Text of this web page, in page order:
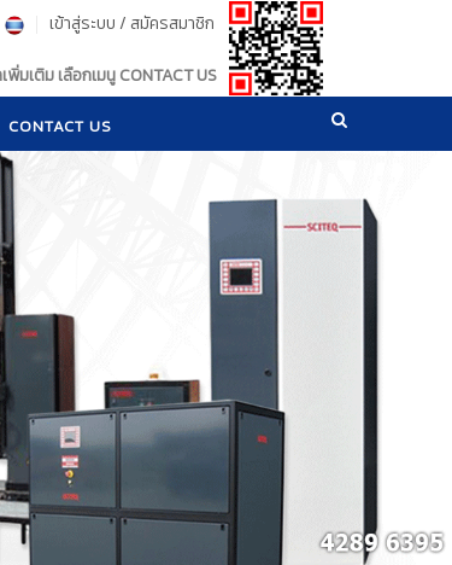
เข้าสู่ระบบ / สมัครสมาชิก
เติม เลือกเมนู CONTACT US
CONTACT US